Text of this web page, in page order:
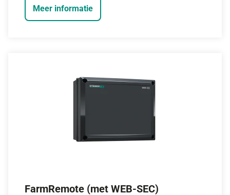
Meer informatie
FarmRemote (met WEB-SEC)